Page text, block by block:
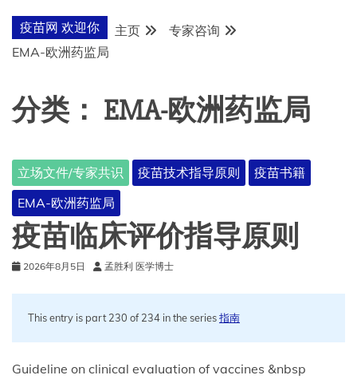
疫苗网 欢迎你 主页
专家咨询
EMA-欧洲药监局
分类： EMA-欧洲药监局
立场文件/专家共识 疫苗技术指导原则
疫苗书籍
EMA-欧洲药监局
疫苗临床评价指导原则
2026年8月5日 孟胜利 医学博士
This entry is part 230 of 234 in the series指南
Guideline on clinical evaluation of vaccines &nbsp